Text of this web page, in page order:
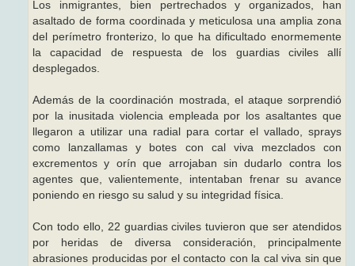
Los inmigrantes, bien pertrechados y organizados, han
asaltado de forma coordinada y meticulosa una amplia zona
del perímetro fronterizo, lo que ha dificultado enormemente
la capacidad de respuesta de los guardias civiles allí
desplegados.
Además de la coordinación mostrada, el ataque sorprendió
por la inusitada violencia empleada por los asaltantes que
llegaron a utilizar una radial para cortar el vallado, sprays
como lanzallamas y botes con cal viva mezclados con
excrementos y orín que arrojaban sin dudarlo contra los
agentes que, valientemente, intentaban frenar su avance
poniendo en riesgo su salud y su integridad física.
Con todo ello, 22 guardias civiles tuvieron que ser atendidos
por heridas de diversa consideración, principalmente
abrasiones producidas por el contacto con la cal viva sin que